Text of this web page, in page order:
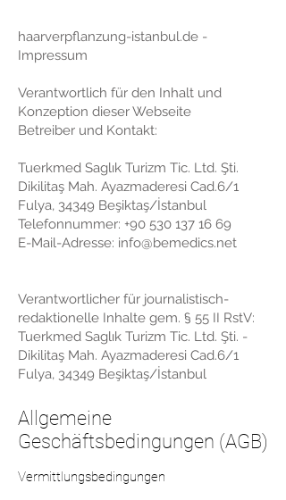
haarverpflanzung-istanbul.de -
Impressum
Verantwortlich für den Inhalt und
Konzeption dieser Webseite
Betreiber und Kontakt:
Tuerkmed Saglık Turizm Tic. Ltd. Şti.
Dikilitaş Mah. Ayazmaderesi Cad.6/1
Fulya, 34349 Beşiktaş/İstanbul
Telefonnummer: +90 530 137 16 69
E-Mail-Adresse: info@bemedics.net
Verantwortlicher für journalistisch-
redaktionelle Inhalte gem. § 55 II RstV:
Tuerkmed Saglık Turizm Tic. Ltd. Şti. -
Dikilitaş Mah. Ayazmaderesi Cad.6/1
Fulya, 34349 Beşiktaş/İstanbul
Allgemeine
Geschäftsbedingungen (AGB)
Vermittlungsbedingungen